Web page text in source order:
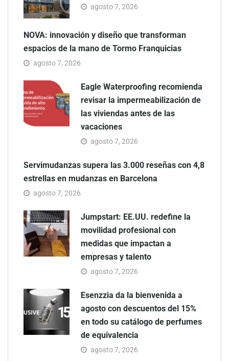
agosto 7, 2026
NOVA: innovación y diseño que transforman
espacios de la mano de Tormo Franquicias
agosto 7, 2026
Eagle Waterproofing recomienda
revisar la impermeabilización de
las viviendas antes de las
vacaciones
agosto 7, 2026
Servimudanzas supera las 3.000 reseñas con 4,8
estrellas en mudanzas en Barcelona
agosto 7, 2026
Jumpstart: EE.UU. redefine la
movilidad profesional con
medidas que impactan a
empresas y talento
agosto 7, 2026
Esenzzia da la bienvenida a
agosto con descuentos del 15%
en todo su catálogo de perfumes
de equivalencia
agosto 7, 2026